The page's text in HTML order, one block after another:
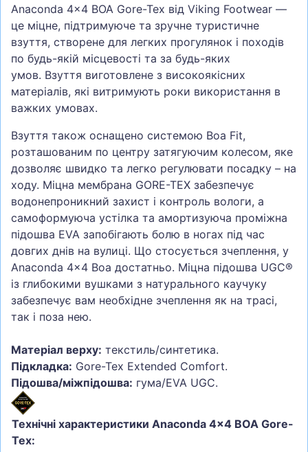
Anaconda 4x4 BOA Gore-Tex від Viking Footwear —
це міцне, підтримуюче та зручне туристичне
взуття, створене для легких прогулянок і походів
по будь-якій місцевості та за будь-яких
умов. Взуття виготовлене з високоякісних
матеріалів, які витримують роки використання в
важких умовах.
Взуття також оснащено системою Boa Fit,
розташованим по центру затягуючим колесом, яке
дозволяє швидко та легко регулювати посадку – на
ходу. Міцна мембрана GORE-TEX забезпечує
водонепроникний захист і контроль вологи, а
самоформуюча устілка та амортизуюча проміжна
підошва EVA запобігають болю в ногах під час
довгих днів на вулиці. Що стосується зчеплення, у
Anaconda 4x4 Boa достатньо. Міцна підошва UGC®
із глибокими вушками з натурального каучуку
забезпечує вам необхідне зчеплення як на трасі,
так і поза нею.
Матеріал верху: текстиль/синтетика.
Підкладка: Gore-Tex Extended Comfort.
Підошва/міжпідошва: гума/EVA UGC.
Технічні характеристики Anaconda 4x4 BOA Gore-
Tex: